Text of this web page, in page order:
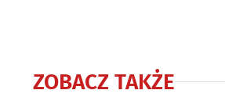
ZOBACZ TAKŻE